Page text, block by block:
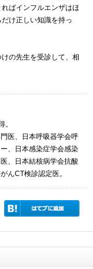
ばインフルエンザはほ
け正しい知識を持っ
の先生を受診して、相
。
医、日本呼吸器学会呼
、日本感染症学会感染
、日本結核病学会抗酸
んCT検診認定医。